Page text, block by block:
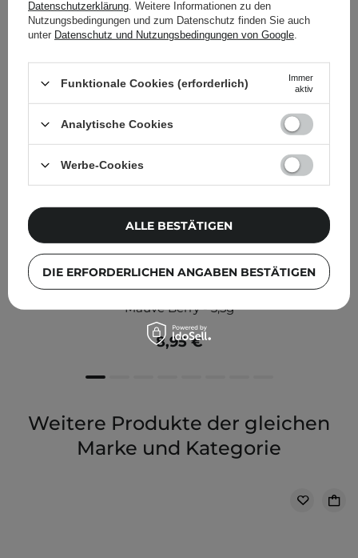
Dasique - Juicy Dewy Tint - Glänzender Lip Tint - #05
Mauve Berry - 3,5g
8,95 €
Weitere Produkte der gleichen
Marke und Kategorie
Datenschutzerklärung . Weitere Informationen zu den
Nutzungsbedingungen und zum Datenschutz finden Sie auch
unter Datenschutz und Nutzungsbedingungen von Google
Funktionale Cookies (erforderlich)
Immer
aktiv
Analytische Cookies
Werbe-Cookies
DIE ERFORDERLICHEN ANGABEN BESTÄTIGEN
ALLE BESTÄTIGEN